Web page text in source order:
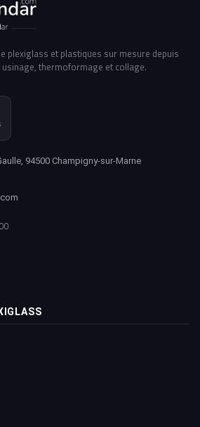
plexiglass et plastiques sur mesure depuis
usinage, thermoformage et collage.
94500 Champigny-sur-Marne